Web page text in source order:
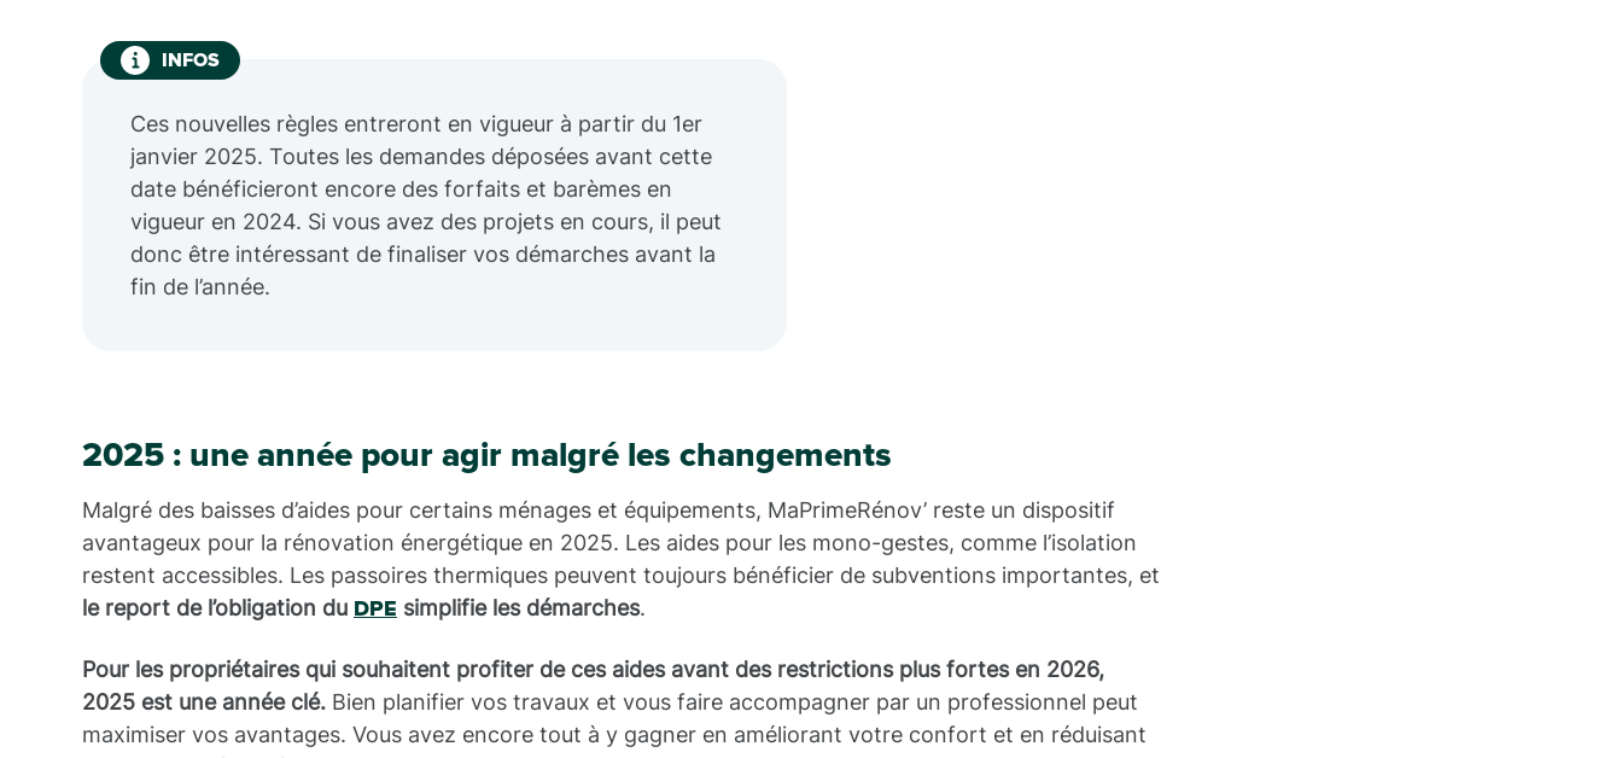
INFOS
Ces nouvelles règles entreront en vigueur à partir du 1er
janvier 2025. Toutes les demandes déposées avant cette
date bénéficieront encore des forfaits et barèmes en
vigueur en 2024. Si vous avez des projets en cours, il peut
donc être intéressant de finaliser vos démarches avant la
fin de l’année.
2025 : une année pour agir malgré les changements
Malgré des baisses d’aides pour certains ménages et équipements, MaPrimeRénov’ reste un dispositif
avantageux pour la rénovation énergétique en 2025. Les aides pour les mono-gestes, comme l’isolation
restent accessibles. Les passoires thermiques peuvent toujours bénéficier de subventions importantes, et
le report de l’obligation du DPE simplifie les démarches.
Pour les propriétaires qui souhaitent profiter de ces aides avant des restrictions plus fortes en 2026,
2025 est une année clé. Bien planifier vos travaux et vous faire accompagner par un professionnel peut
maximiser vos avantages. Vous avez encore tout à y gagner en améliorant votre confort et en réduisant